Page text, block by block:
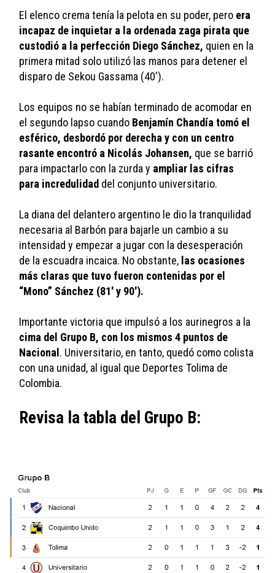
El elenco crema tenía la pelota en su poder, pero era
incapaz de inquietar a la ordenada zaga pirata que
custodió a la perfección Diego Sánchez, quien en la
primera mitad solo utilizó las manos para detener el
disparo de Sekou Gassama (40').
Los equipos no se habían terminado de acomodar en
el segundo lapso cuando Benjamín Chandía tomó el
esférico, desbordó por derecha y con un centro
rasante encontró a Nicolás Johansen, que se barrió
para impactarlo con la zurda y ampliar las cifras
para incredulidad del conjunto universitario.
La diana del delantero argentino le dio la tranquilidad
necesaria al Barbón para bajarle un cambio a su
intensidad y empezar a jugar con la desesperación
de la escuadra incaica. No obstante, las ocasiones
más claras que tuvo fueron contenidas por el
“Mono” Sánchez (81' y 90').
cima del Grupo B, con los mismos 4 puntos de
Nacional . Universitario, en tanto, quedó como colista
con una unidad, al igual que Deportes Tolima de
Colombia.
Revisa la tabla del Grupo B: